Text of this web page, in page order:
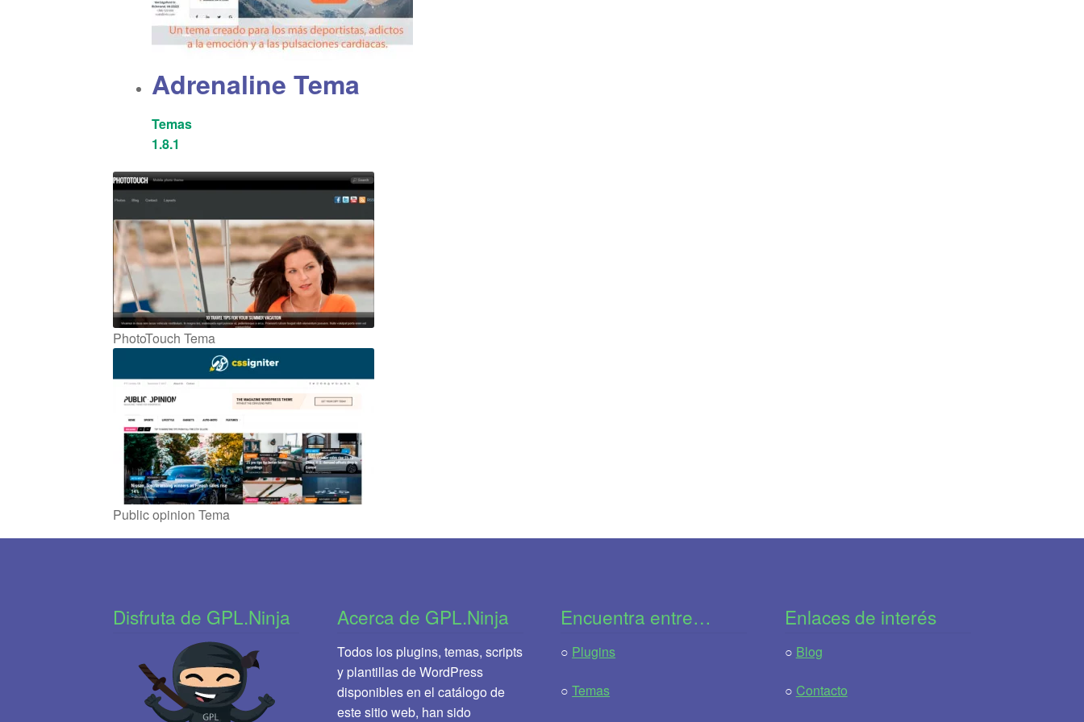
Adrenaline Tema
Temas
1.8.1
PhotoTouch Tema
Public opinion Tema
Disfruta de GPL.Ninja Acerca de GPL.Ninja
Todos los plugins, temas, scripts
y plantillas de WordPress
disponibles en el catálogo de
este sitio web, han sido
Encuentra entre…
○ Plugins
○Temas
Enlaces de interés
○ Blog
○ Contacto